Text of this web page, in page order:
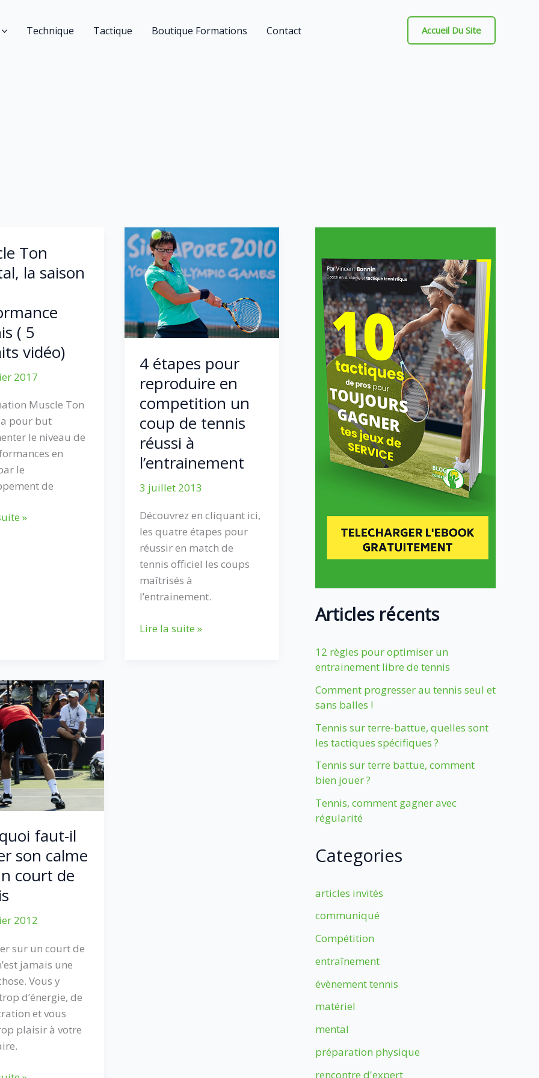
Technique Tactique Boutique Formations Contact Accueil Du Site
Ton
la saison
( 5
vidéo)
2017
Muscle Ton
pour but
le niveau de
en
le
de
»
4 étapes pour
reproduire en
competition un
coup de tennis
réussi à
l’entrainement
3 juillet 2013
Découvrez en cliquant ici,
les quatre étapes pour
réussir en match de
tennis officiel les coups
maîtrisés à
l’entrainement.
4
Lire la suite »
faut-il
son calme
court de
2012
sur un court de
jamais une
Vous y
d’énergie, de
et vous
plaisir à votre
Articles récents
12 règles pour optimiser un
entrainement libre de tennis
Comment progresser au tennis seul et
sans balles !
Tennis sur terre-battue, quelles sont
les tactiques spécifiques ?
Tennis sur terre battue, comment
bien jouer ?
Tennis, comment gagner avec
régularité
Categories
articles invités
communiqué
Compétition
entraînement
évènement tennis
matériel
mental
préparation physique
rencontre d'expert